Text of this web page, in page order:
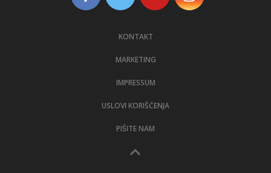
KONTAKT
MARKETING
IMPRESSUM
USLOVI KORIŠĆENJA
PIŠITE NAM